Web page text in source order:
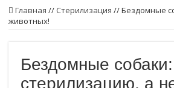
Пожалуйста, стерилизуйте животных
Стерилизуйте животных
Главная // Стерилизация //Бездомные
животных!
Бездомные
стерилизацию, а